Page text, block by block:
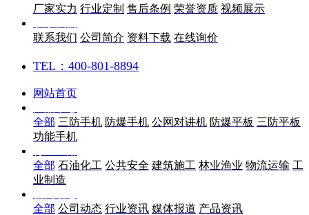
厂家实力 行业定制 售后条例 荣誉资质 视频展示
联系我们 公司简介 资料下载 在线询价
TEL：400-801-8894
网站首页
全部 三防手机 防爆手机 公网对讲机 防爆平板 三防平板
功能手机
全部 石油化工 公共安全 建筑施工 林业渔业 物流运输 工
业制造
全部 公司动态 行业资讯 媒体报道 产品资讯